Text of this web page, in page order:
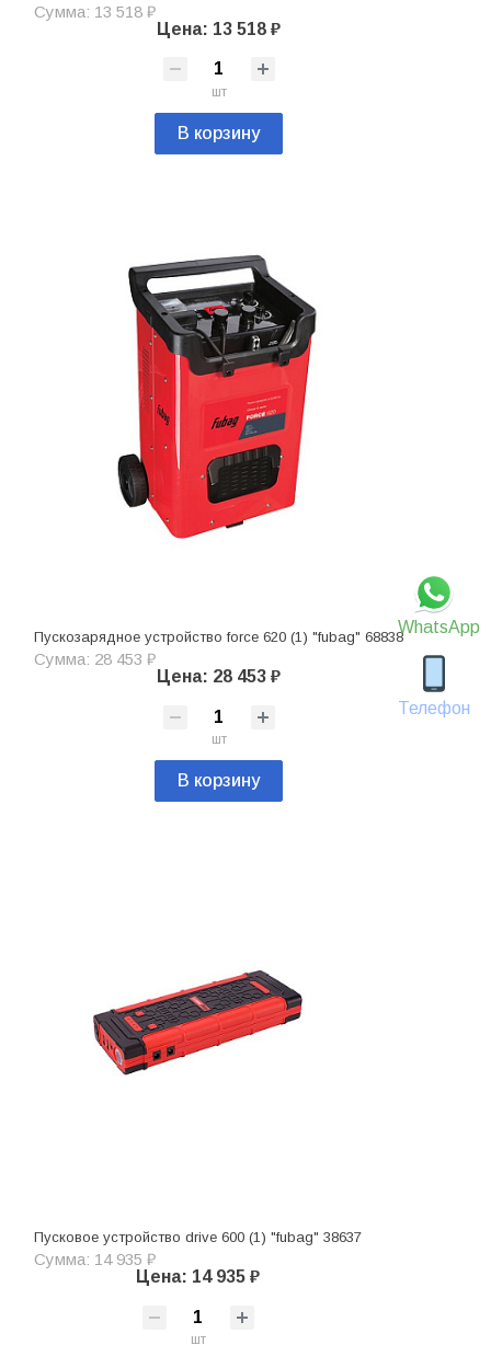
WhatsApp
Телефон
Сумма: 13 518 ₽
Цена: 13 518 ₽
шт
В корзину
Пускозарядное устройство force 620 (1) "fubag" 68838
Сумма: 28 453 ₽
Цена: 28 453 ₽
шт
В корзину
Пусковое устройство drive 600 (1) "fubag" 38637
Сумма: 14 935 ₽
Цена: 14 935 ₽
шт